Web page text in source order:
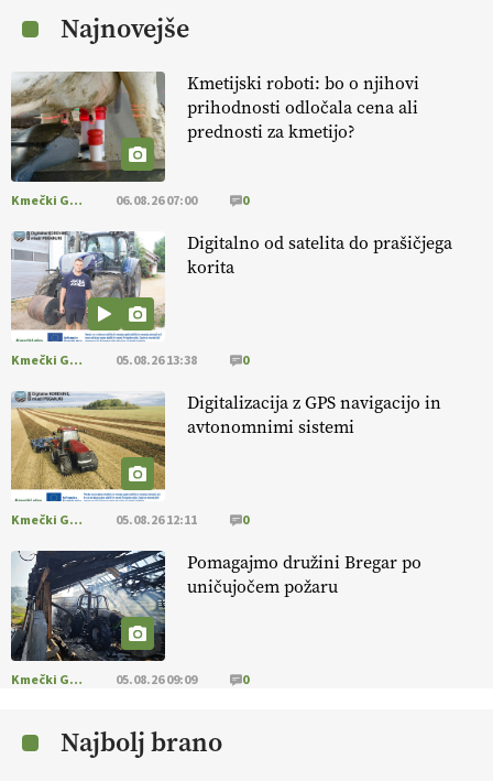
EKOloško = logično: ekološka kmetija
EKOloško = logično: ekološka kmetija
HOMAR
EKOloško = logično: VLOG Ekološko
kmetijstvo brez škropljenja?
EKOloško = logično: ekološka kmetija
ALTENBAHER
EKOloško = logično: ekološko oljarstvo
MORGAN
EKOloško = logično: ekološka kmetija
FREŠER
KMETIJSKA LIGA PRVAKOV: POMLADITEV
KMETIJSKE EKIPE
KMETIJSKA LIGA PRVAKOV: UKRAJINA vs.
EVROPA
EKOloško = logično: ekološka kmetija
Najnovejše
Kmetijski roboti: bo o njihovi
prihodnosti odločala cena ali
prednosti za kmetijo?
Kmečki Glas 06.08.26 07:00 0
Digitalno od satelita do prašičjega
korita
Kmečki Glas 05.08.26 13:38 0
Digitalizacija z GPS navigacijo in
avtonomnimi sistemi
Kmečki Glas 05.08.26 12:11 0
Pomagajmo družini Bregar po
uničujočem požaru
Kmečki Glas 05.08.26 09:09 0
Najbolj brano